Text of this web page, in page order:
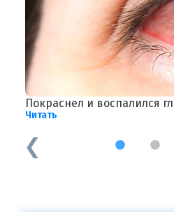
Покраснел и воспалился
Читать
1 2